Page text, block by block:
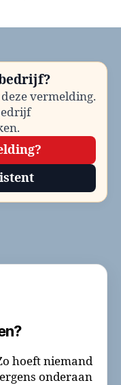
en
vermelding.
hoeft niemand
onderaan